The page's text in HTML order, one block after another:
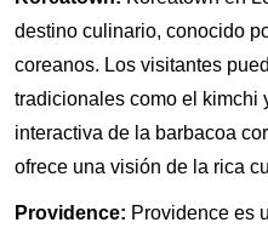
destino culinario, conocido
coreanos. Los visitantes
tradicionales como el kimchi
interactiva de la barbacoa
ofrece una visión de la rica
Providence: Providence es